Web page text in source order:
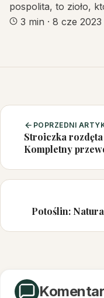
pospolita, to zioło,
3 min · 8 cze 2023
POPRZEDNI
Stroiczka
Kompletny
Potoślin: